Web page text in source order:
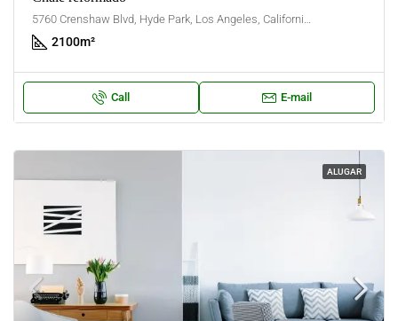
5760 Crenshaw Blvd, Hyde Park, Los Angeles, California, United States
2100m²
Call E-mail
ALUGAR